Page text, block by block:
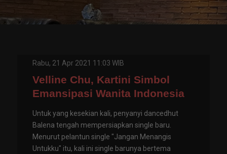
Rabu, 21 Apr 2021 11:03 WIB
Velline Chu, Kartini Simbol
Emansipasi Wanita Indonesia
Untuk yang kesekian kali, penyanyi dancedhut
Balena tengah mempersiapkan single baru.
Menurut pelantun single "Jangan Menangis
Untukku" itu, kali ini single barunya bertema